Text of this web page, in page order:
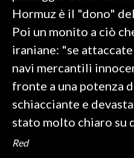
SALUTE
SARDEGNA TURISMO
SARDI NEL MONDO
NOTIZIE
EVENTI
Hormuz è il "dono"
Poi un monito a ciò
iraniane: "se
navi mercantili
fronte a una potenza
schiacciante e
stato molto chiaro su
Red